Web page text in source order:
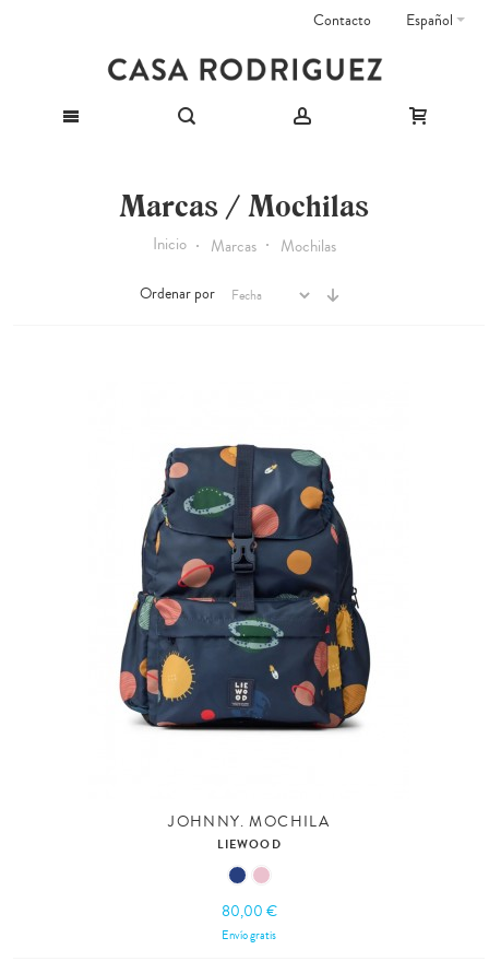
Español
Contacto
Marcas / Mochilas
Inicio Marcas Mochilas
Ordenar por
JOHNNY. MOCHILA
LIEWOOD
80,00 €
Envío gratis